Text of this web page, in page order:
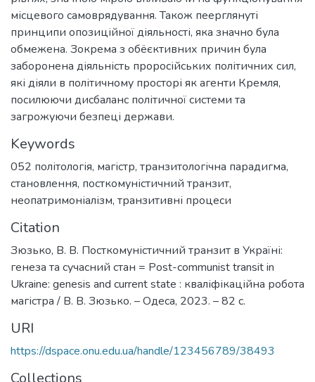
місцевого самоврядування. Також пеерглянуті
принципи опозиційної діяльності, яка значно була
обмежена. Зокрема з обёєктивних причин була
заборонена діяльність проросійських політичних сил,
які діяли в політичному просторі як агенти Кремля,
посилюючи дисбаланс політичної системи та
загрожуючи безпеці держави.
Keywords
052 політологія, магістр, транзитологічна парадигма,
становлення, посткомуністичний транзит,
неопатримоніалізм, транзитивні процеси
Citation
Зюзько, В. В. Посткомуністичний транзит в Україні:
генеза та сучасний стан = Post-communist transit in
Ukraine: genesis and current state : кваліфікаційна робота
магістра / В. В. Зюзько. – Одеса, 2023. – 82 с.
URI
https://dspace.onu.edu.ua/handle/123456789/38493
Collections